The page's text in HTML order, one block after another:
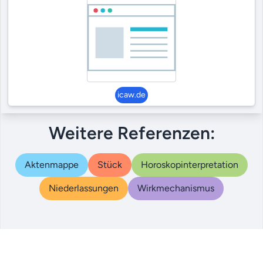
icaw.de
Weitere Referenzen:
Aktenmappe Stück Horoskopinterpretation
Niederlassungen Wirkmechanismus